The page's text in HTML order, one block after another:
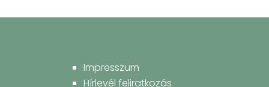
Impresszum
Hírlevél feliratkozás